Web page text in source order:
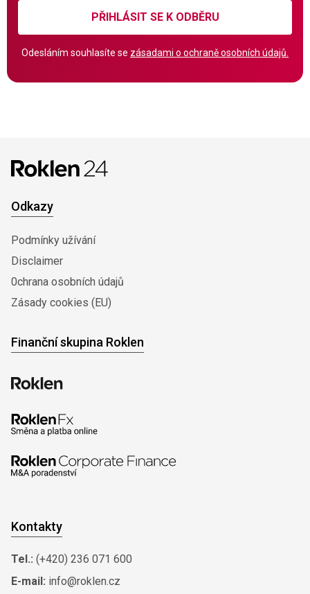
PŘIHLÁSIT SE K ODBĚRU
Odesláním souhlasíte se zásadami o ochraně osobních údajů.
Odkazy
Podmínky užívání
Disclaimer
0chrana osobních údajů
Zásady cookies (EU)
Finanční skupina Roklen
Kontakty
Tel.: (+420) 236 071 600
E-mail: info@roklen.cz